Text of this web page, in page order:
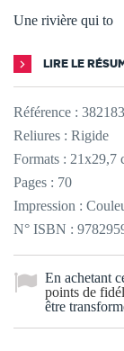
Une rivière qui to
LIRE LE
Référence : 382183
Reliures : Rigide
Formats : 21x29,7
Pages : 70
Impression :
N° ISBN :
En achetant
points de
être